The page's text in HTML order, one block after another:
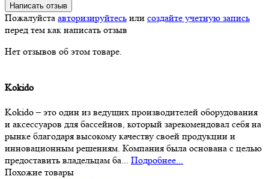
Написать отзыв
Пожалуйста авторизируйтесь или создайте учетную запись
перед тем как написать отзыв
Нет отзывов об этом товаре.
Kokido
Kokido – это один из ведущих производителей оборудования
и аксессуаров для бассейнов, который зарекомендовал себя на
рынке благодаря высокому качеству своей продукции и
инновационным решениям. Компания была основана с целью
предоставить владельцам ба... Подробнее...
Похожие товары